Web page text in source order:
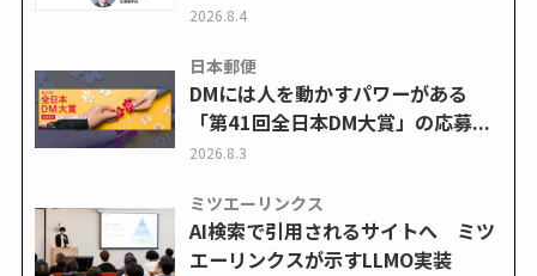
2026.8.4
日本郵便
DMには人を動かすパワーがある
「第41回全日本DM大賞」の応募...
2026.8.3
ミツエーリンクス
AI検索で引用されるサイトへ ミツ
エーリンクスが示すLLMO実装